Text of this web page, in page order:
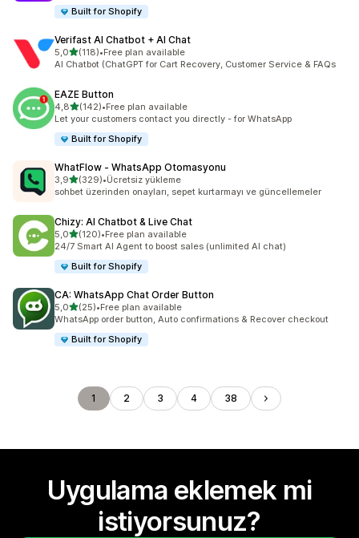
Built for Shopify
Verifast AI Chatbot + AI Chat
5,05 yıldız üzerinden
(118)
toplam 118 değerlendirme
•Free plan available
AI Chatbot (ChatGPT for Cart Recovery, Customer Service & FAQs
EAZE Button
4,85 yıldız üzerinden
(142)
toplam 142 değerlendirme
•Free plan available
Let your customers contact you directly - for WhatsApp
Built for Shopify
WhatFlow ‑ WhatsApp Otomasyonu
3,95 yıldız üzerinden
(329)
toplam 329 değerlendirme
•Ücretsiz yükleme
sohbet üzerinden onayları, sepet kurtarmayı ve güncellemeler
Chizy: AI Chatbot & Live Chat
5,05 yıldız üzerinden
(120)
toplam 120 değerlendirme
•Free plan available
24/7 Smart AI Agent to boost sales (unlimited AI chat)
Built for Shopify
CA: WhatsApp Chat Order Button
5,05 yıldız üzerinden
(25)
toplam 25 değerlendirme
•Free plan available
WhatsApp order button, Auto confirmations & Recover checkout
Built for Shopify
1 2 3 4 38
Uygulama eklemek mi
istiyorsunuz?